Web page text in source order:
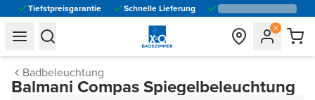
Tiefstpreisgarantie Schnelle Lieferung
general.navigation.toggle_menu.label
general.navigation.toggle_menu.label
Badbeleuchtung
Balmani Compas Spiegelbeleuchtung